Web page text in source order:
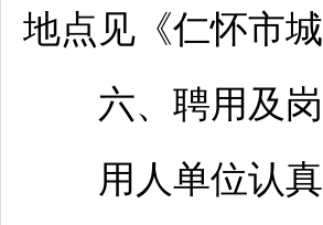
地点见《仁怀市
六、聘用及岗
用人单位认真